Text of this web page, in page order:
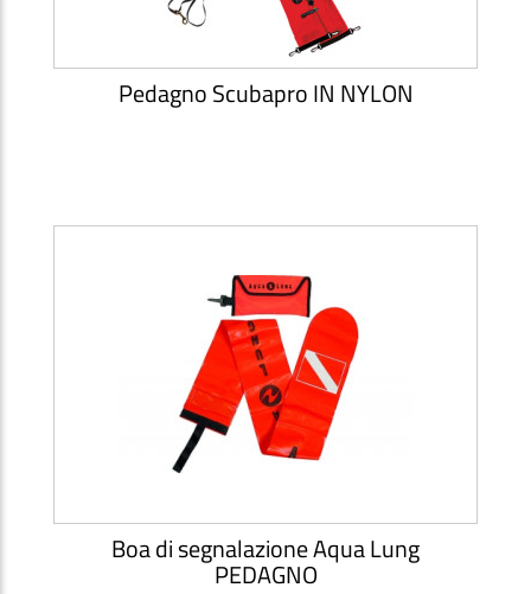
Pedagno Scubapro IN NYLON
Boa di segnalazione Aqua Lung
PEDAGNO